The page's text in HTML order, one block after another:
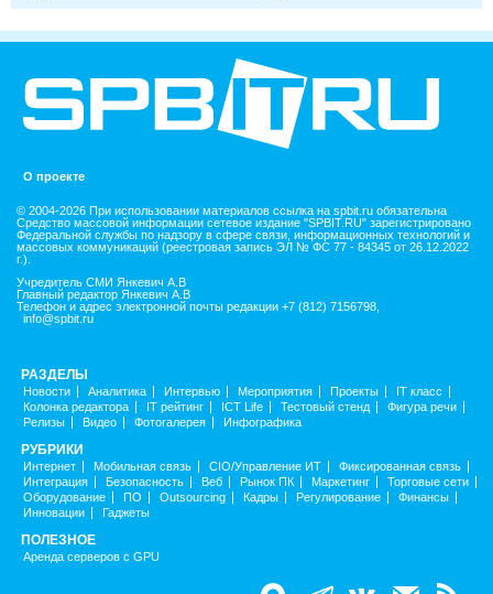
О проекте
© 2004-2026 При использовании материалов ссылка на spbit.ru обязательна
Средство массовой информации сетевое издание "SPBIT.RU" зарегистрировано
Федеральной службы по надзору в сфере связи, информационных технологий и
массовых коммуникаций (реестровая запись ЭЛ № ФС 77 - 84345 от 26.12.2022
г.).
Учредитель СМИ Янкевич А.В
Главный редактор Янкевич А.В
Телефон и адрес электронной почты редакции +7 (812) 7156798,
info@spbit.ru
РАЗДЕЛЫ
Новости Аналитика Интервью Мероприятия Проекты
IT класс
Колонка редактора
IT рейтинг ICT Life Тестовый стенд
Фигура речи
Релизы
Видео Фотогалерея Инфографика
РУБРИКИ
Интернет Мобильная связь CIO/Управление ИТ
Фиксированная связь
Интеграция
Безопасность Веб Рынок ПК Маркетинг
Торговые сети
Оборудование
ПО Outsourcing Кадры Регулирование
Финансы
Инновации
Гаджеты
ПОЛЕЗНОЕ
Аренда серверов с GPU